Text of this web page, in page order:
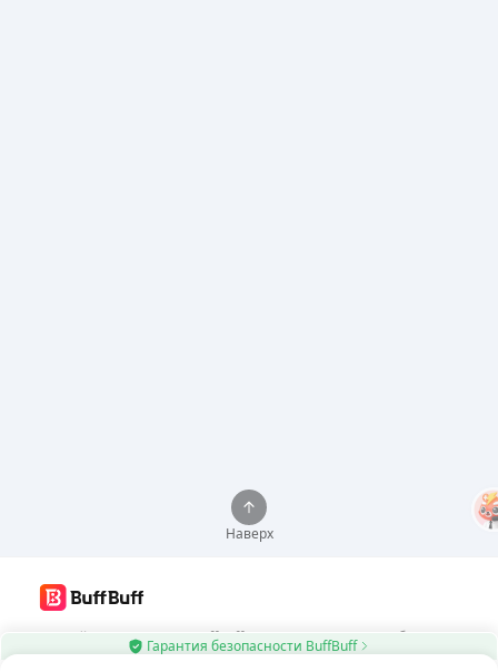
Гарантия безопасности BuffBuff
Наверх
Используйте приложение BuffBuff для автоматического обновления
приложений Android